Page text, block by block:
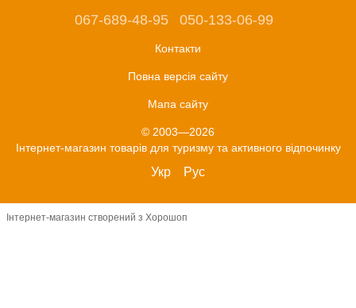
067-689-48-95 050-133-06-99
Контакти
Повна версія сайту
Мапа сайту
© 2003—2026
Інтернет-магазин товарів для туризму та активного відпочинку
Укр Рус
Інтернет-магазин створений з Хорошоп